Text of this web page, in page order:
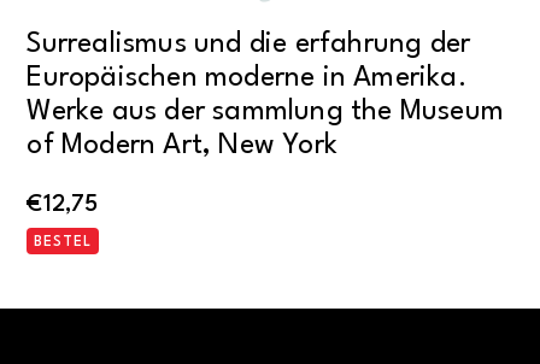
Surrealismus und die erfahrung der
Europäischen moderne in Amerika.
Werke aus der sammlung the Museum
of Modern Art, New York
€12,75
BESTEL